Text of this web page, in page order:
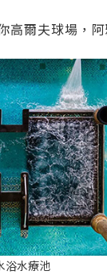
爾夫球場，
水療池